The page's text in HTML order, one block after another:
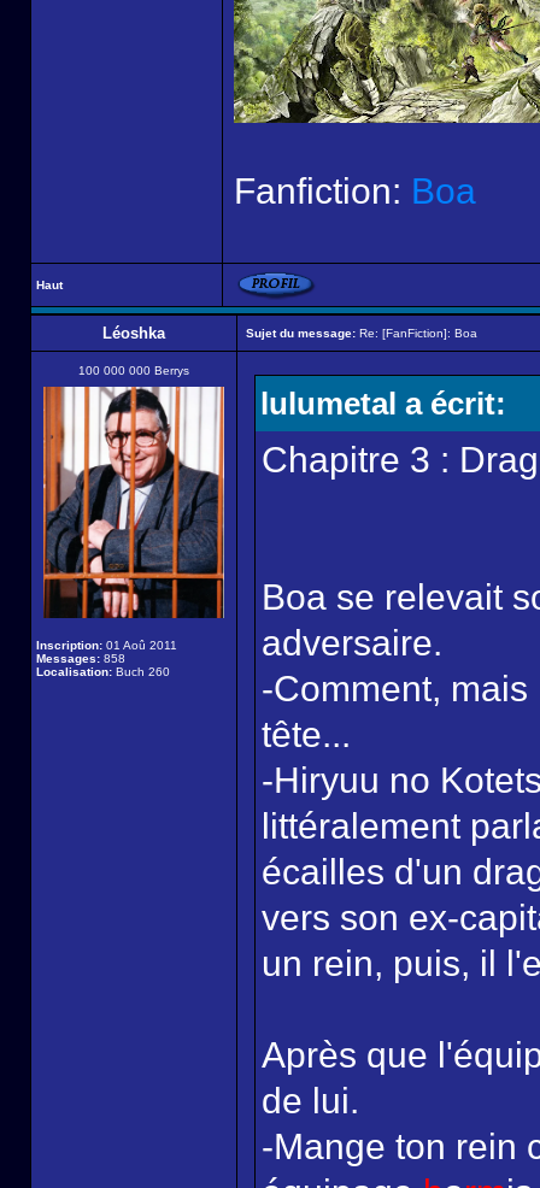
Fanfiction: Boa
Haut
Léoshka Sujet du message: Re: [FanFiction]: Boa
100 000 000 Berrys
Inscription: 01 Aoû 2011
Messages: 858
Localisation: Buch 260
lulumetal a écrit:
Chapitre 3 :
Boa se relevait
adversaire.
-Comment,
tête...
-Hiryuu no
littéralement
écailles d'un
vers son ex-
un rein, puis, il
Après que
de lui.
-Mange ton rein